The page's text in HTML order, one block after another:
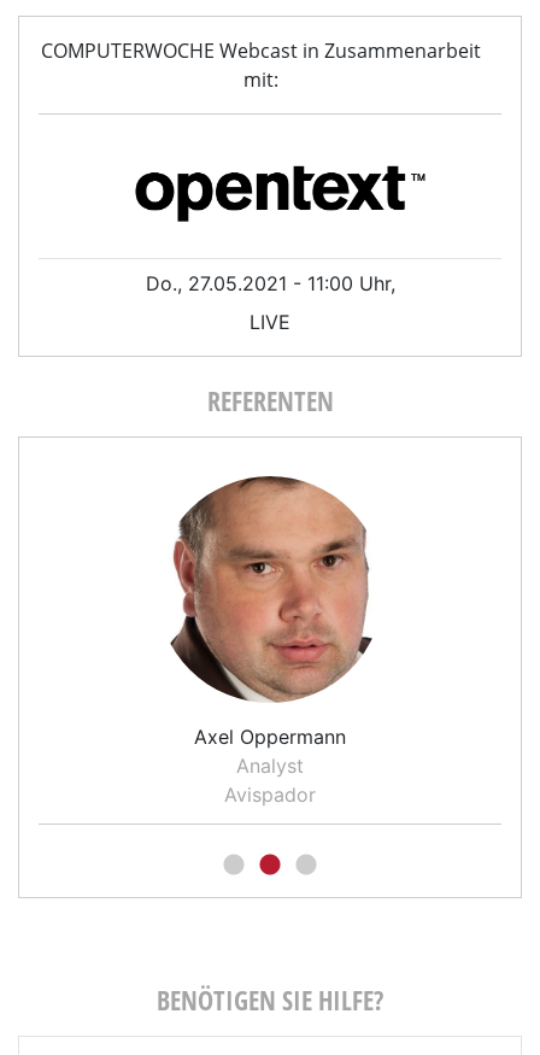
COMPUTERWOCHE Webcast in Zusammenarbeit
mit:
Do., 27.05.2021 - 11:00 Uhr,
LIVE
REFERENTEN
Axel Oppermann
Analyst
Avispador
BENÖTIGEN SIE HILFE?